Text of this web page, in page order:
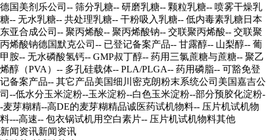
德国美剂乐公司 -- 筛分乳糖-- 研磨乳糖-- 颗粒乳糖-- 喷雾干燥乳
糖-- 无水乳糖-- 共处理乳糖-- 干粉吸入乳糖-- 低内毒素乳糖日本
东亚合成公司 -- 聚丙烯酸-- 聚丙烯酸钠-- 交联聚丙烯酸-- 交联聚
丙烯酸钠德国默克公司 -- 已登记备案产品-- 甘露醇-- 山梨醇-- 葡
甲胺-- 无水磷酸氢钙-- GMP叔丁醇-- 药用三氯蔗糖与蔗糖-- 聚乙
烯醇（PVA） -- 多孔硅载体-- PLA/PLGA-- 药用磷脂-- 可豁免登
记备案产品-- 其它产品美国细川密克朗粉末系统公司 美国嘉吉公
司 --低水分玉米淀粉--玉米淀粉--白色玉米淀粉--部分预胶化淀粉-
-麦芽糊精--高DE的麦芽糊精品诚医药试机物料-- 压片机试机物
料---高速-- 包衣锅试机用空白素片-- 压片机试机物料其他
新闻资讯新闻资讯